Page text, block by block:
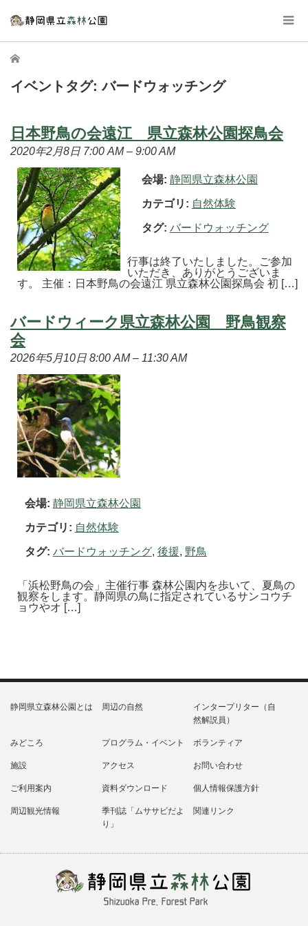
ホーム
イベントタグ:バードウォッチング
日本野鳥の会遠江 県立森林公園探鳥会
2020年2月8日 7:00 AM– 9:00 AM
会場: 静岡県立森林公園
カテゴリ: 自然体験
タグ: バードウォッチング
行事は終了いたしました。ご参加
いただき、ありがとうございま
す。 主催：日本野鳥の会遠江 県立森林公園探鳥会 初 […]
バードウィーク県立森林公園 野鳥観察
会
2026年5月10日 8:00 AM– 11:30 AM
会場: 静岡県立森林公園
カテゴリ: 自然体験
タグ: バードウォッチング, 後援, 野鳥
「浜松野鳥の会」主催行事 森林公園内を歩いて、夏鳥の
観察をします。静岡県の鳥に指定されているサンコウチ
ョウやオ […]
静岡県立森林公園とは 周辺の自然
インタープリター（自
然解説員）
みどころ プログラム・イベント ボランティア
施設 アクセス お問い合わせ
ご利用案内 資料ダウンロード 個人情報保護方針
周辺観光情報
季刊誌「ムササビだよ
り」
関連リンク